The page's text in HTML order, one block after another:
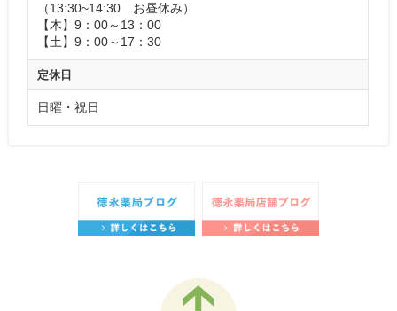
（13:30~14:30 お昼休み）
【木】9：00～13：00
【土】9：00～17：30
定休日
日曜・祝日